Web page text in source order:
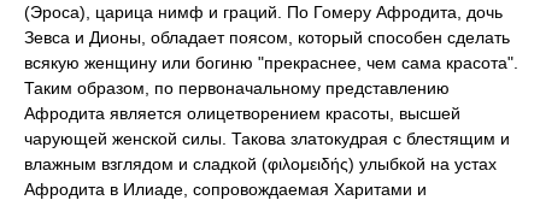
(Эроса), царица нимф и граций. По Гомеру Афродита, дочь
Зевса и Дионы, обладает поясом, который способен сделать
всякую женщину или богиню "прекраснее, чем сама красота".
Таким образом, по первоначальному представлению
Афродита является олицетворением красоты, высшей
чарующей женской силы. Такова златокудрая с блестящим и
влажным взглядом и сладкой (φιλομειδής) улыбкой на устах
Афродита в Илиаде, сопровождаемая Харитами и